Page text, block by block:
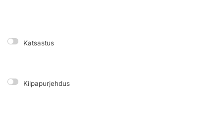
Katsastus
Kilpapurjehdus